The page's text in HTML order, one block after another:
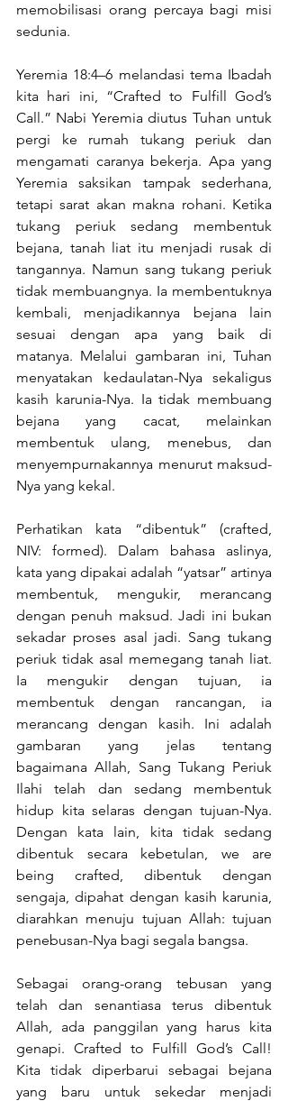
memobilisasi orang percaya bagi misi
sedunia.
Yeremia 18:4–6 melandasi tema Ibadah
kita hari ini, “Crafted to Fulfill God’s
Call.” Nabi Yeremia diutus Tuhan untuk
pergi ke rumah tukang periuk dan
mengamati caranya bekerja. Apa yang
Yeremia saksikan tampak sederhana,
tetapi sarat akan makna rohani. Ketika
tukang periuk sedang membentuk
bejana, tanah liat itu menjadi rusak di
tangannya. Namun sang tukang periuk
tidak membuangnya. Ia membentuknya
kembali, menjadikannya bejana lain
sesuai dengan apa yang baik di
matanya. Melalui gambaran ini, Tuhan
menyatakan kedaulatan-Nya sekaligus
kasih karunia-Nya. Ia tidak membuang
bejana yang cacat, melainkan
membentuk ulang, menebus, dan
menyempurnakannya menurut maksud-
Nya yang kekal.
Perhatikan kata “dibentuk” (crafted,
NIV: formed). Dalam bahasa aslinya,
kata yang dipakai adalah “yatsar” artinya
membentuk, mengukir, merancang
dengan penuh maksud. Jadi ini bukan
sekadar proses asal jadi. Sang tukang
periuk tidak asal memegang tanah liat.
Ia mengukir dengan tujuan, ia
membentuk dengan rancangan, ia
merancang dengan kasih. Ini adalah
gambaran yang jelas tentang
bagaimana Allah, Sang Tukang Periuk
Ilahi telah dan sedang membentuk
hidup kita selaras dengan tujuan-Nya.
Dengan kata lain, kita tidak sedang
dibentuk secara kebetulan, we are
being crafted, dibentuk dengan
sengaja, dipahat dengan kasih karunia,
diarahkan menuju tujuan Allah: tujuan
penebusan-Nya bagi segala bangsa.
Sebagai orang-orang tebusan yang
telah dan senantiasa terus dibentuk
Allah, ada panggilan yang harus kita
genapi. Crafted to Fulfill God’s Call!
Kita tidak diperbarui sebagai bejana
yang baru untuk sekedar menjadi